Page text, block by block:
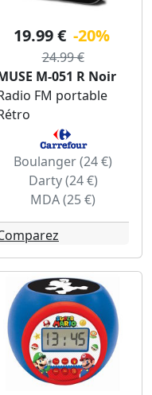
19.99 € -20%
24.99 €
M-051 R Noir
FM portable
Boulanger (24 €)
Darty (24 €)
MDA (25 €)